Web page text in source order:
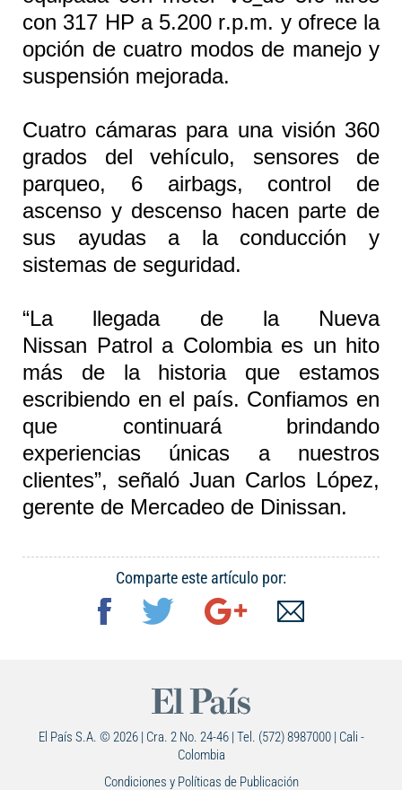
con 317 HP a 5.200 r.p.m. y ofrece la
opción de cuatro modos de manejo y
suspensión mejorada.
Cuatro cámaras para una visión 360
grados del vehículo, sensores de
parqueo, 6 airbags, control de
ascenso y descenso hacen parte de
sus ayudas a la conducción y
sistemas de seguridad.
“La llegada de la Nueva
Nissan Patrol a Colombia es un hito
más de la historia que estamos
escribiendo en el país. Confiamos en
que continuará brindando
experiencias únicas a nuestros
clientes”, señaló Juan Carlos López,
gerente de Mercadeo de Dinissan.
Comparte este artículo por:
El País S.A. © 2026 | Cra. 2 No. 24-46 | Tel. (572) 8987000 | Cali -
Colombia
Condiciones y Políticas de Publicación